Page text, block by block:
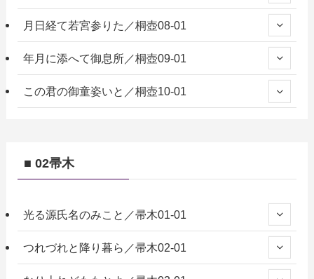
月日経て若宮参りた／桐壺08-01
年月に添へて御息所／桐壺09-01
この君の御童姿いと／桐壺10-01
■ 02帚木
光る源氏名のみこと／帚木01-01
つれづれと降り暮ら／帚木02-01